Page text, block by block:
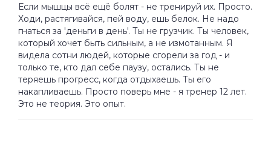
Если мышцы всё ещё болят - не тренируй их. Просто.
Ходи, растягивайся, пей воду, ешь белок. Не надо
гнаться за 'деньги в день'. Ты не грузчик. Ты человек,
который хочет быть сильным, а не измотанным. Я
видела сотни людей, которые сгорели за год - и
только те, кто дал себе паузу, остались. Ты не
теряешь прогресс, когда отдыхаешь. Ты его
накапливаешь. Просто поверь мне - я тренер 12 лет.
Это не теория. Это опыт.